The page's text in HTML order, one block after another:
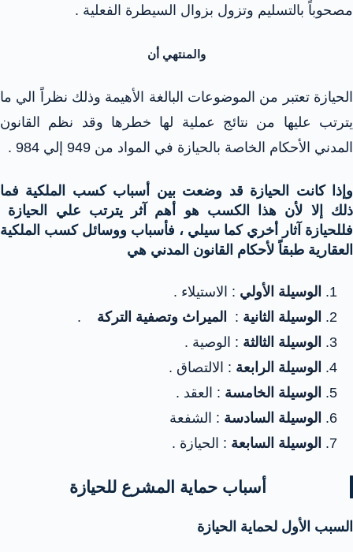
مصحوباً بالتسليم وتزول بزوال السيطرة الفعلية .
والمنتهي أن
الحيازة تعتبر من الموضوعات البالغة الأهيمة وذلك نظراً الي ما
يترتب عليها من نتائج عملية لها خطرها وقد نظم القانون
المدني الأحكام الخاصة بالحيازة في المواد من 949 إلي 984 .
وإذا كانت الحيازة قد وضعت بين أسباب كسب الملكية فما
ذلك إلا لأن هذا الكسب هو أهم آثر يترتب علي الحيازة
فللحيازة آثار أخري كما سيلي ، فأسباب ووسائل كسب الملكية
العقارية طبقاً لأحكام القانون المدني هي
الوسيلة الأولي : الاستيلاء .
الوسيلة الثانية : الميراث وتصفية التركة
.
الوسيلة الثالثة : الوصية .
الوسيلة الرابعة : الالتصاق .
الوسيلة الخامسة : العقد .
الوسيلة السادسة : الشفعة
الوسيلة السابعة : الحيازة .
أسباب حماية المشرع للحيازة
السبب الأول لحماية الحيازة